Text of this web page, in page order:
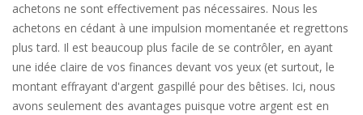
achetons ne sont effectivement pas nécessaires. Nous les
achetons en cédant à une impulsion momentanée et regrettons
plus tard. Il est beaucoup plus facile de se contrôler, en ayant
une idée claire de vos finances devant vos yeux (et surtout, le
montant effrayant d'argent gaspillé pour des bêtises. Ici, nous
avons seulement des avantages puisque votre argent est en